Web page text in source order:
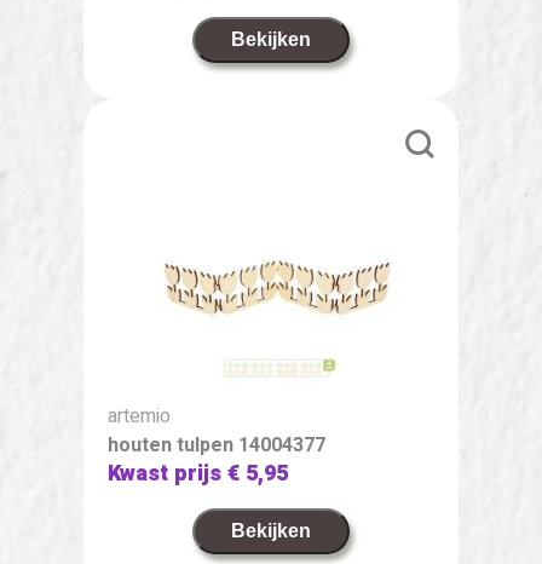
Bekijken
artemio
houten tulpen 14004377
Kwast prijs€ 5,95
Bekijken